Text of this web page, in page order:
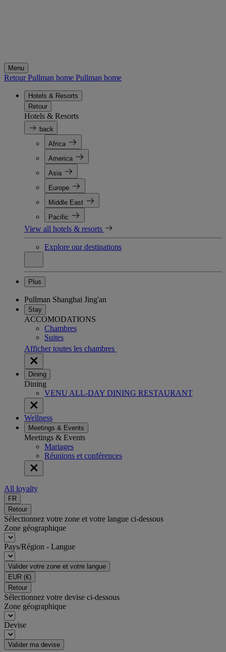
Menu
Retour Pullman home Pullman home
Hotels & Resorts
Retour
Hotels & Resorts
back
Africa
America
Asia
Europe
Middle East
Pacific
View all hotels & resorts
Explore our destinations
Plus
Pullman Shanghai Jing'an
Stay
ACCOMODATIONS
Chambres
Suites
Afficher toutes les chambres
Dining
Dining
VENU ALL-DAY DINING RESTAURANT
Wellness
Meetings & Events
Meetings & Events
Mariages
Réunions et conférences
All loyalty
FR
Retour
Sélectionnez votre zone et votre langue ci-dessous
Zone géographique
Pays/Région - Langue
Valider votre zone et votre langue
EUR (€)
Retour
Sélectionnez votre devise ci-dessous
Zone géographique
Devise
Valider ma devise